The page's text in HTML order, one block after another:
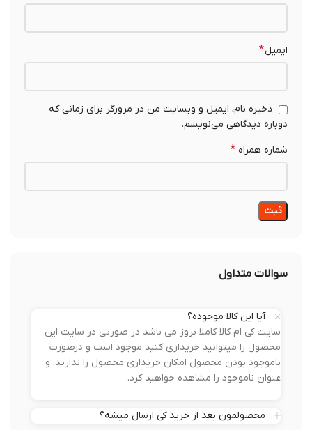
ایمیل*
ذخیره نام، ایمیل و وبسایت من در مرورگر برای زمانی که
دوباره دیدگاهی می‌نویسم.
شماره همراه*
سوالات متداول
آیا این کالا موجوده؟
سایت کی ام کالا کاملا بروز می باشد در صورتی در سایت این
محصول را میتوانید خریداری کنید موجود است و درصورت
ناموجود بودن محصول امکان خریداری محصول را ندارید. و
عنوان ناموجود را مشاهده خواهید کرد.
محصولمون بعد از خرید کی ارسال میشه؟